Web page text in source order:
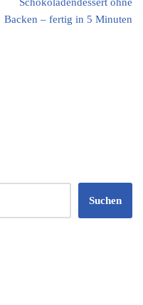
Backen – fertig in 5 Minuten
Suchen